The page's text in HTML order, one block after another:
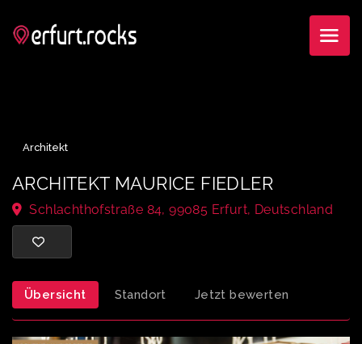
ARCHITEKT MAURICE FIEDLER
Schlachthofstraße 84, 99085 Erfurt, Deutschland
Übersicht Standort Jetzt bewerten